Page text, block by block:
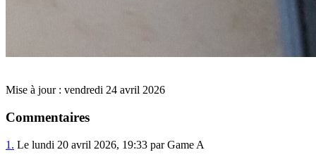
Mise à jour : vendredi 24 avril 2026
Commentaires
1. Le lundi 20 avril 2026, 19:33 par Game A